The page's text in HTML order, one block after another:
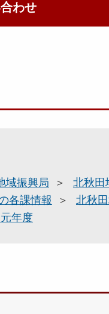
わせ
域振興局 北秋田
各課情報
北秋
年度